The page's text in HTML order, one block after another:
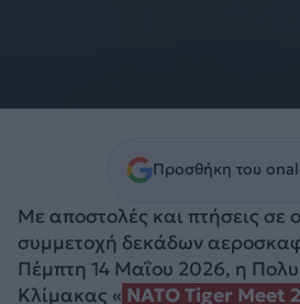
Προσθήκη του
Με αποστολές και πτήσεις σε
συμμετοχή δεκάδων
Πέμπτη 14 Μαΐου 2026, η
Κλίμακας « NATO Tiger Meet